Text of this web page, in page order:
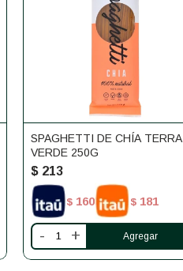
SPAGHETTI DE CHÍA TERRA
VERDE 250G
$ 213
$ 160 $ 181
- +